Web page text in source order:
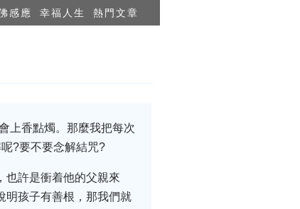
感應 幸福人生 熱門文章
上香點燭。那麼我把每次
?要不要念解結咒?
也許是衝着他的父親來
明孩子有善根，那我們就